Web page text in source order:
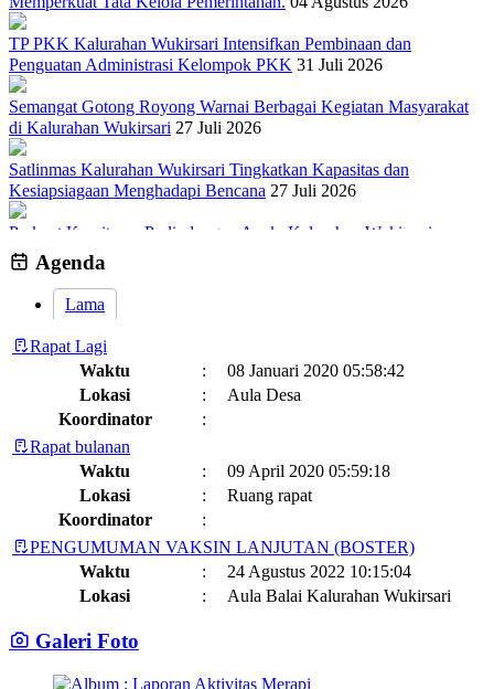
TP PKK Kalurahan Wukirsari Intensifkan Pembinaan dan
Penguatan Administrasi Kelompok PKK 31 Juli 2026
Semangat Gotong Royong Warnai Berbagai Kegiatan Masyarakat
di Kalurahan Wukirsari 27 Juli 2026
Satlinmas Kalurahan Wukirsari Tingkatkan Kapasitas dan
Kesiapsiagaan Menghadapi Bencana 27 Juli 2026
Perkuat Komitmen Perlindungan Anak, Kalurahan Wukirsari
Menggelar Sosialisasi dan Outbond Desa Ramah Anak
Agenda
Lama
Rapat Lagi
Waktu
:
08 Januari 2020 05:58:42
Lokasi
:
Aula Desa
Koordinator
:
Rapat bulanan
Waktu
:
09 April 2020 05:59:18
Lokasi
:
Ruang rapat
Koordinator
:
PENGUMUMAN VAKSIN LANJUTAN (BOSTER)
Waktu
:
24 Agustus 2022 10:15:04
Lokasi
:
Aula Balai Kalurahan Wukirsari
Jadwal dan Agenda Sisir Adminduk Kalurahan Wukirsari
Galeri Foto